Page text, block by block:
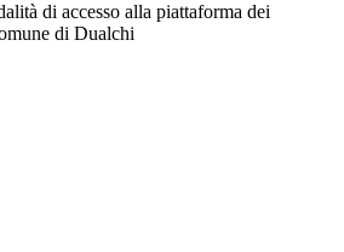
di accesso alla piattaforma dei
di Dualchi